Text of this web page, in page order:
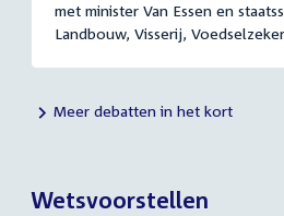
met minister Van Essen en
Landbouw, Visserij,
Meer debatten in het kort
Wetsvoorstellen